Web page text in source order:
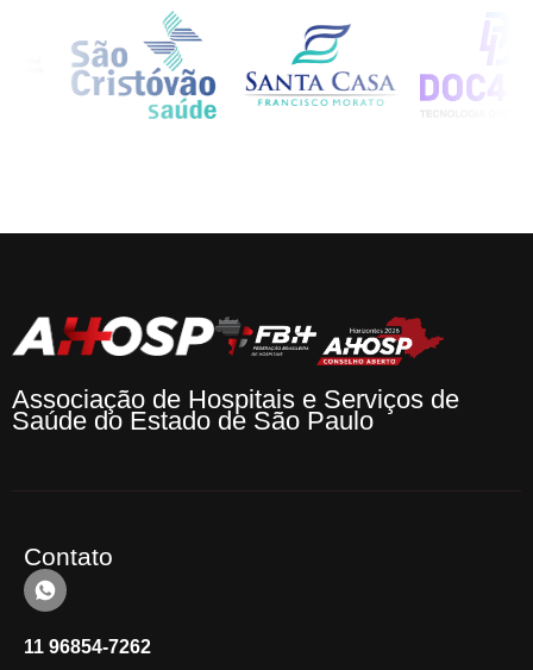
Associação de Hospitais e Serviços de
Saúde do Estado de São Paulo
Contato
11 96854-7262